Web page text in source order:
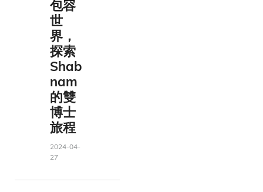
包容
世
界，
探索
Shab
nam
的雙
博士
旅程
2024-04-
27